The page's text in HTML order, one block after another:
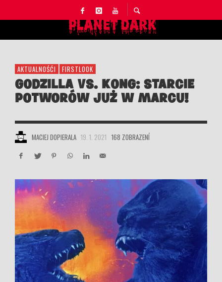
AKTUALNOŚĆI FIRSTLOOK
GODZILLA VS. KONG: STARCIE
POTWORÓW JUŻ W MARCU!
MACIEJ DOPIERALA 19. 1. 2021 168 ZOBRAZENÍ